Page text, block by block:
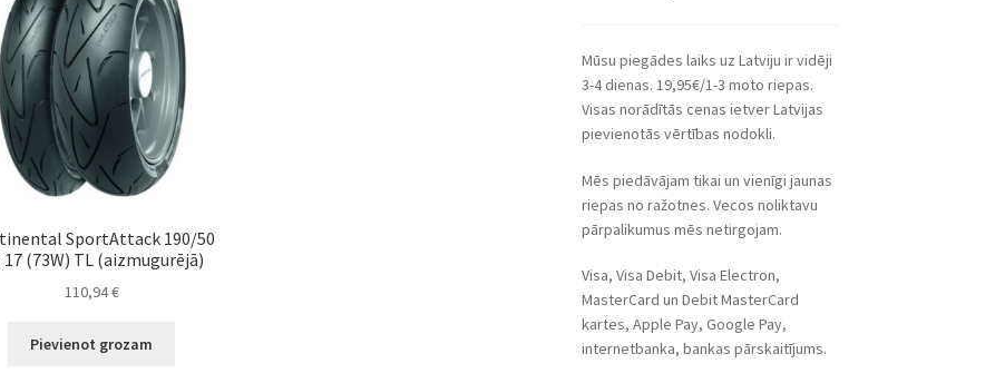
SportAttack 190/50
17 (73W) TL (aizmugurējā)
110,94€
Pievienot grozam
Mūsu piegādes laiks uz Latviju ir vidēji
3-4 dienas. 19,95€/1-3 moto riepas.
Visas norādītās cenas ietver Latvijas
pievienotās vērtības nodokli.
Mēs piedāvājam tikai un vienīgi jaunas
riepas no ražotnes. Vecos noliktavu
pārpalikumus mēs netirgojam.
Visa, Visa Debit, Visa Electron,
MasterCard un Debit MasterCard
kartes, Apple Pay, Google Pay,
internetbanka, bankas pārskaitījums.